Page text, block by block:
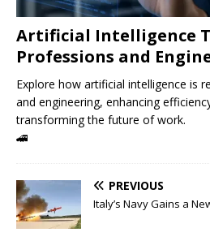
Artificial Intelligence
Professions and
Explore how artificial intelligence is
and engineering, enhancing
transforming the future of work.
🚄
PREVIOUS
Italy’s Navy Gains a